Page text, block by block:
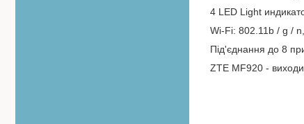
4 LED Light
Wi-Fi: 802.11b / g /
Під'єднання до 8
ZTE MF920 -